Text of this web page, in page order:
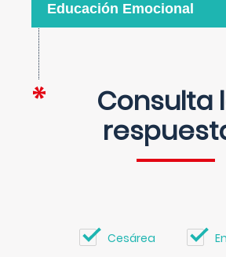
Educación Emocional
Consulta
Cesárea